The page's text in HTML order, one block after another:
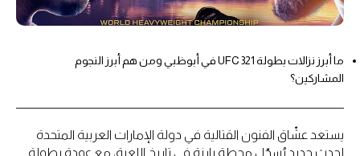
ما أبرز نزالات بطولة UFC 321 في أبوظبي ومن هم أبرز النجوم
المشاركين؟
يستعد عشّاق الفنون القتالية في دولة الإمارات العربية المتحدة
لحدث جديد يُسجّل محطة بارزة في تاريخ اللعبة، مع عودة بطولة